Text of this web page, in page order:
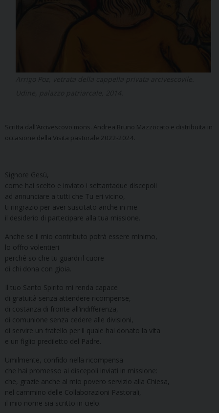
Scritta dall’Arcivescovo mons. Andrea Bruno Mazzocato e distribuita in
occasione della Visita pastorale 2022-2024.
Signore Gesù,
come hai scelto e inviato i settantadue discepoli
ad annunciare a tutti che Tu eri vicino,
ti ringrazio per aver suscitato anche in me
il desiderio di partecipare alla tua missione.
Anche se il mio contributo potrà essere minimo,
lo offro volentieri
perché so che tu guardi il cuore
di chi dona con gioia.
Il tuo Santo Spirito mi renda capace
di gratuità senza attendere ricompense,
di costanza di fronte all’indifferenza,
di comunione senza cedere alle divisioni,
di servire un fratello per il quale hai donato la vita
e un figlio prediletto del Padre.
Umilmente, confido nella ricompensa
che hai promesso ai discepoli inviati in missione:
che, grazie anche al mio povero servizio alla Chiesa,
nel cammino delle Collaborazioni Pastorali,
il mio nome sia scritto in cielo.